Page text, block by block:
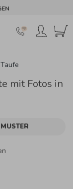
mit Fotos in
MUSTER